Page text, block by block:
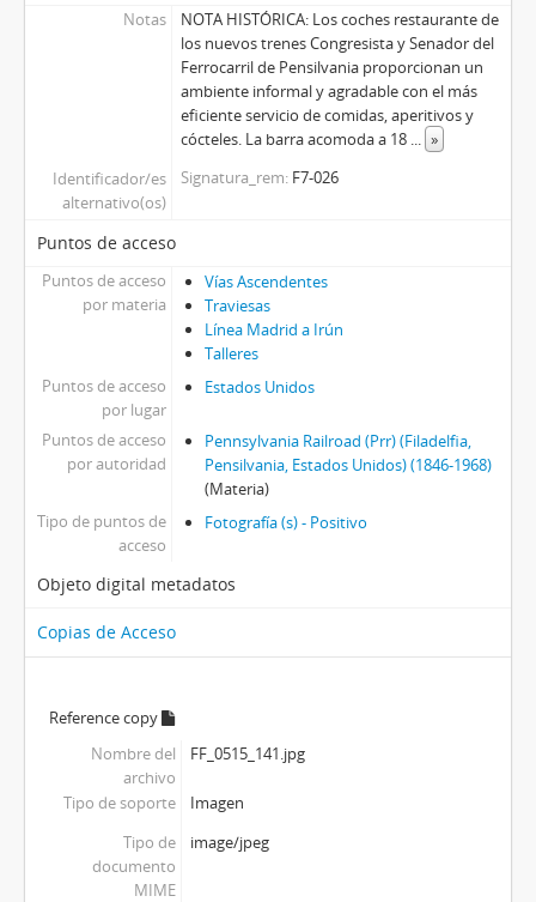
Notas
NOTA HISTÓRICA: Los coches restaurante de
los nuevos trenes Congresista y Senador del
Ferrocarril de Pensilvania proporcionan un
ambiente informal y agradable con el más
eficiente servicio de comidas, aperitivos y
cócteles. La barra acomoda a 18 ... »
Identificador/es
alternativo(os)
Signatura_rem F7-026
Puntos de acceso
Puntos de acceso
por materia
Vías Ascendentes
Traviesas
Línea Madrid a Irún
Talleres
Puntos de acceso
por lugar
Estados Unidos
Puntos de acceso
por autoridad
Pennsylvania Railroad (Prr) (Filadelfia,
Pensilvania, Estados Unidos) (1846-1968)
(Materia)
Tipo de puntos de
acceso
Fotografía (s) - Positivo
Objeto digital metadatos
Copias de Acceso
Reference copy
Nombre del
archivo
FF_0515_141.jpg
Tipo de soporte
Imagen
Tipo de
documento
MIME
image/jpeg